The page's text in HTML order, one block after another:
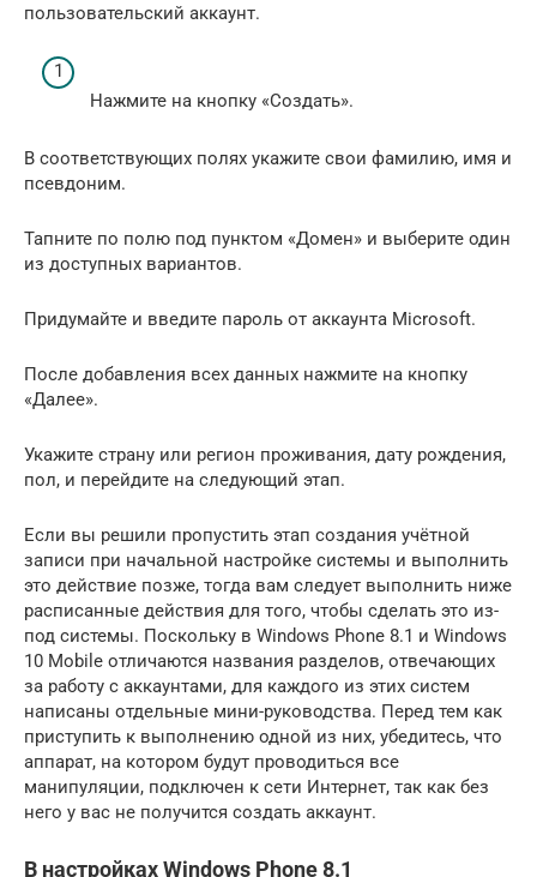
пользовательский аккаунт.
Нажмите на кнопку «Создать».
В соответствующих полях укажите свои фамилию, имя и
псевдоним.
Тапните по полю под пунктом «Домен» и выберите один
из доступных вариантов.
Придумайте и введите пароль от аккаунта Microsoft.
После добавления всех данных нажмите на кнопку
«Далее».
Укажите страну или регион проживания, дату рождения,
пол, и перейдите на следующий этап.
Если вы решили пропустить этап создания учётной
записи при начальной настройке системы и выполнить
это действие позже, тогда вам следует выполнить ниже
расписанные действия для того, чтобы сделать это из-
под системы. Поскольку в Windows Phone 8.1 и Windows
10 Mobile отличаются названия разделов, отвечающих
за работу с аккаунтами, для каждого из этих систем
написаны отдельные мини-руководства. Перед тем как
приступить к выполнению одной из них, убедитесь, что
аппарат, на котором будут проводиться все
манипуляции, подключен к сети Интернет, так как без
него у вас не получится создать аккаунт.
В настройках Windows Phone 8.1